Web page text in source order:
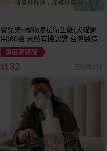
寶兒樂~寵物濕拭衛生紙(犬貓適
用)80抽 天然有機認證 台灣製造
專區滿額贈
$132 已銷售231